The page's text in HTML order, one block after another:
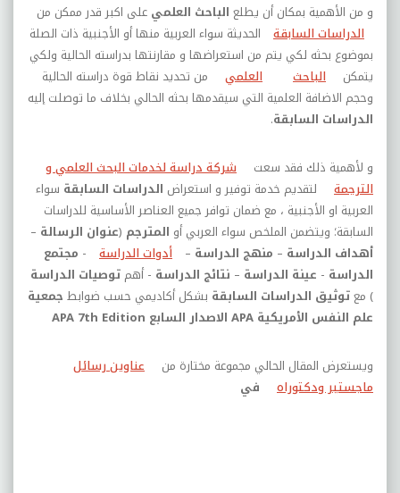
و من الأهمية بمكان أن يطلع الباحث العلمي على اكبر قدر ممكن من
الدراسات السابقة الحديثة سواء العربية منها أو الأجنبية ذات الصلة
بموضوع بحثه لكي يتم من استعراضها و مقارنتها بدراسته الحالية ولكي
يتمكن
الباحث العلمي
من تحديد نقاط قوة دراسته الحالية
وحجم الاضافة العلمية التي سيقدمها بحثه الحالي بخلاف ما توصلت إليه
الدراسات السابقة.
و لأهمية ذلك فقد سعت
شركة دراسة لخدمات البحث العلمي و
الترجمة
لتقديم خدمة توفير و استعراض الدراسات السابقة سواء
العربية او الأجنبية ، مع ضمان توافر جميع العناصر الأساسية للدراسات
السابقة؛ ويتضمن الملخص سواء العربي أو المترجم (عنوان الرسالة –
أهداف الدراسة – منهج الدراسة – أدوات الدراسة - مجتمع
الدراسة - عينة الدراسة – نتائج الدراسة - أهم توصيات الدراسة
) معتوثيق الدراسات السابقة بشكل أكاديمي حسب ضوابط جمعية
علم النفس الأمريكية APA الاصدار السابع APA 7th Edition
ويستعرض المقال الحالي مجموعة مختارة من
عناوين رسائل
ماجستير ودكتوراه
في